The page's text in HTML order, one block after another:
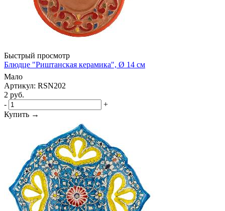
Быстрый просмотр
Блюдце "Риштанская керамика", Ø 14 см
Мало
Артикул: RSN202
2 руб.
-
+
Купить →